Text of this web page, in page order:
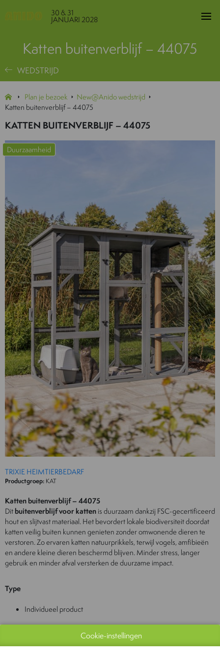
30 & 31
JANUARI 2028
Katten buitenverblijf – 44075
WEDSTRIJD
Plan je bezoek
New@Anido wedstrijd
Katten buitenverblijf – 44075
KATTEN BUITENVERBLIJF – 44075
Duurzaamheid
TRIXIE HEIMTIERBEDARF
Productgroep: KAT
Katten buitenverblijf – 44075
Ditbuitenverblijf voor kattenis duurzaam dankzij FSC-gecertificeerd
hout en slijtvast materiaal. Het bevordert lokale biodiversiteit doordat
katten veilig buiten kunnen genieten zonder omwonende dieren te
verstoren. Zo ervaren katten natuurprikkels, terwijl vogels, amfibieën
en andere kleine dieren beschermd blijven. Minder stress, langer
gebruik en minder afval versterken de duurzame impact.
Type
Individueel product
Datum introductie op de markt (dd/mm/year)
Cookie-instellingen